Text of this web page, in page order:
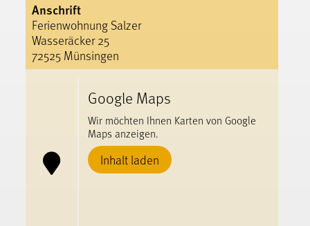
Anschrift
Ferienwohnung Salzer
Wasseräcker 25
72525 Münsingen
Google Maps
Wir möchten Ihnen Karten von Google
Maps anzeigen.
Inhalt laden